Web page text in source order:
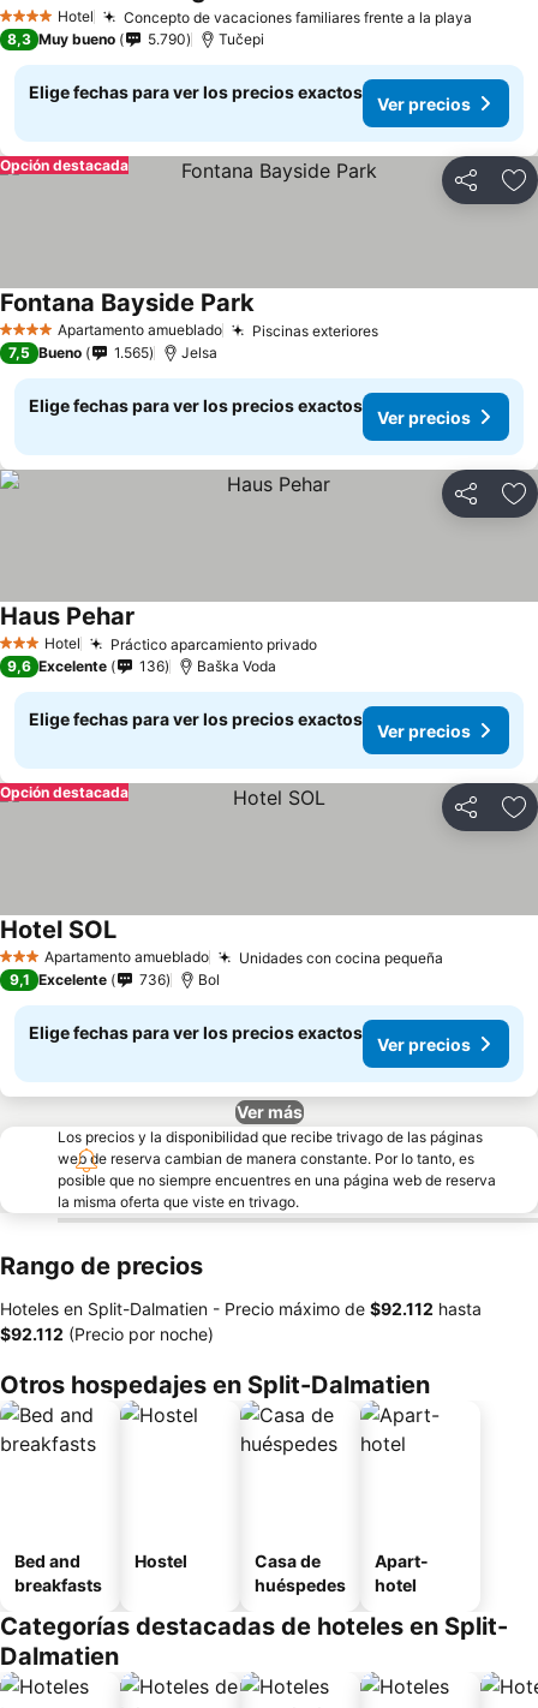
4 EstrellasHotel Concepto de vacaciones familiares frente a la playa
8,3 Muy bueno 5.790 Tučepi
Elige fechas para ver los precios exactos
Ver precios
Compartir
Opción destacada
4 EstrellasApartamento amueblado Piscinas exteriores
Fontana Bayside Park
7,5 Bueno 1.565 Jelsa
Elige fechas para ver los precios exactos
Ver precios
Compartir
3 Estrellas
Hotel Práctico aparcamiento privado
Haus Pehar
9,6 Excelente 136 Baška Voda
Elige fechas para ver los precios exactos
Ver precios
Compartir
Opción destacada
3 EstrellasApartamento amueblado Unidades con cocina pequeña
Hotel SOL
9,1 Excelente 736 Bol
Elige fechas para ver los precios exactos
Ver precios
Ver más
Los precios y la disponibilidad que recibe trivago de las páginas
web de reserva cambian de manera constante. Por lo tanto, es
posible que no siempre encuentres en una página web de reserva
la misma oferta que viste en trivago.
Rango de precios
Hoteles en Split-Dalmatien - Precio máximo de ‎$92.112 hasta
‎$92.112 (Precio por noche)
Otros hospedajes en Split-Dalmatien
Bed and
breakfasts
Hostel
Casa de
huéspedes
Apart-
hotel
Categorías destacadas de hoteles en Split-
Dalmatien